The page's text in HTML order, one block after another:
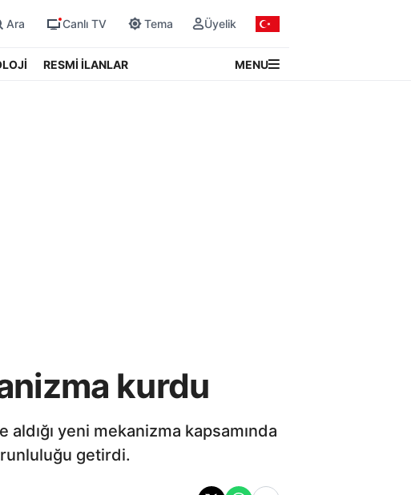
Ara Canlı TV Tema Üyelik
RESMİ İLANLAR MENU
kurdu
yeni mekanizma kapsamında
getirdi.